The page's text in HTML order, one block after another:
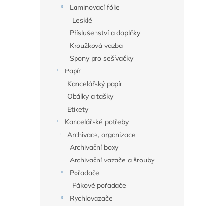
Laminovací fólie
Lesklé
Příslušenství a doplňky
Kroužková vazba
Spony pro sešívačky
Papír
Kancelářský papír
Obálky a tašky
Etikety
Kancelářské potřeby
Archivace, organizace
Archivační boxy
Archivační vazače a šrouby
Pořadače
Pákové pořadače
Rychlovazače